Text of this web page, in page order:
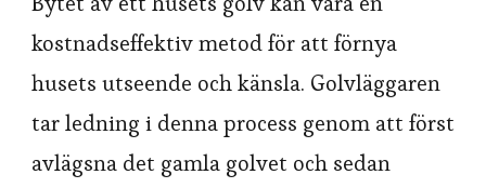
kostnadseffektiv metod för att förnya
husets utseende och känsla. Golvläggaren
tar ledning i denna process genom att först
avlägsna det gamla golvet och sedan